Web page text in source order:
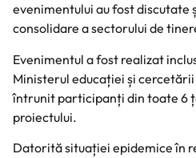
evenimentului au fost discutate
consolidare a sectorului de
Evenimentul a fost realizat
Ministerul educației și
întrunit participanți din toate 6
proiectului.
Datorită situației epidemice în